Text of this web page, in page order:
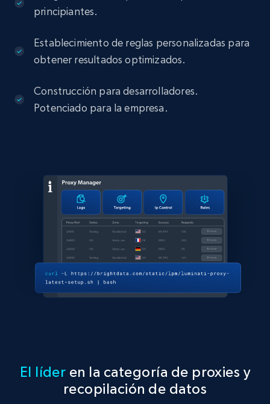
principiantes.
Establecimiento de reglas personalizadas para
obtener resultados optimizados.
Construcción para desarrolladores.
Potenciado para la empresa.
El líder en la categoría de proxies y
recopilación de datos